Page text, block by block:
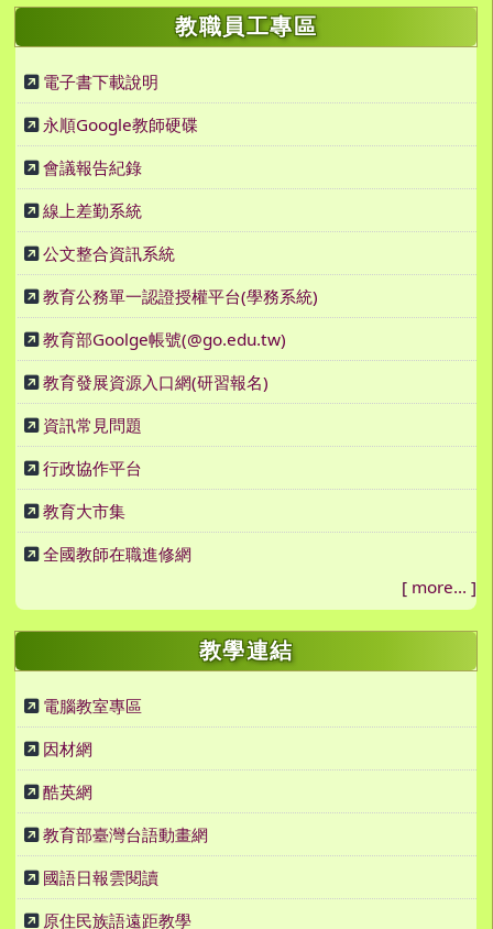
教職員工專區
電子書下載說明
永順Google教師硬碟
會議報告紀錄
線上差勤系統
公文整合資訊系統
教育公務單一認證授權平台(學務系統)
教育部Goolge帳號(@go.edu.tw)
教育發展資源入口網(研習報名)
資訊常見問題
行政協作平台
教育大市集
全國教師在職進修網
[ more... ]
教學連結
電腦教室專區
因材網
酷英網
教育部臺灣台語動畫網
國語日報雲閱讀
原住民族語遠距教學